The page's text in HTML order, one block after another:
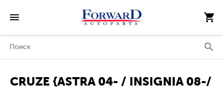
CRUZE {ASTRA 04- / INSIGNIA 08-/